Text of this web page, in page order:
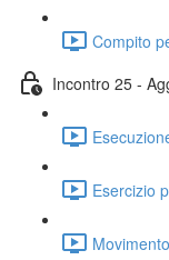
Compito
Incontro 25 -
Esercizio